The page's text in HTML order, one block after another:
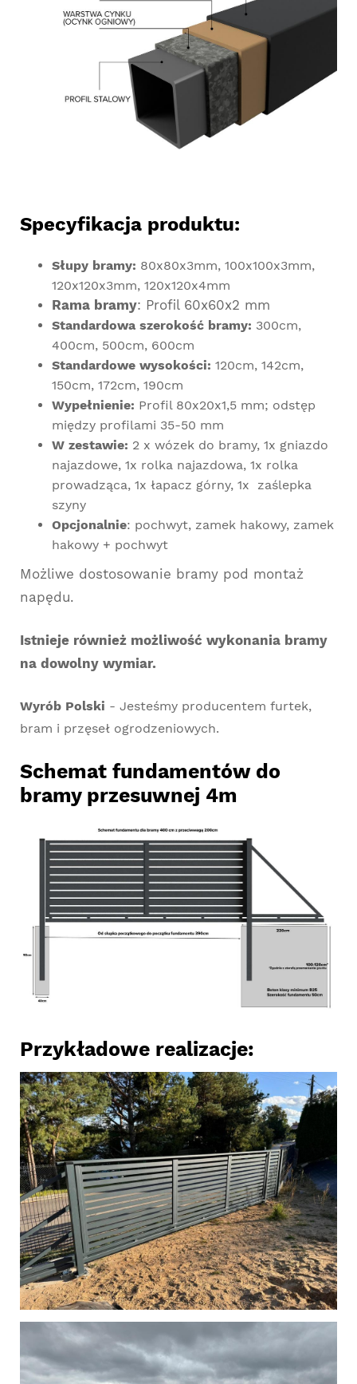
Specyfikacja produktu:
Słupy bramy: 80x80x3mm, 100x100x3mm,
120x120x3mm, 120x120x4mm
Rama bramy: Profil 60x60x2 mm
Standardowa szerokość bramy: 300cm,
400cm, 500cm, 600cm
Standardowe wysokości: 120cm, 142cm,
150cm, 172cm, 190cm
Wypełnienie: Profil 80x20x1,5 mm; odstęp
między profilami 35-50 mm
W zestawie: 2 x wózek do bramy, 1x gniazdo
najazdowe, 1x rolka najazdowa, 1x rolka
prowadząca, 1x łapacz górny, 1x zaślepka
szyny
Opcjonalnie: pochwyt, zamek hakowy, zamek
hakowy + pochwyt
Możliwe dostosowanie bramy pod montaż
napędu.
Istnieje również możliwość wykonania bramy
na dowolny wymiar.
Wyrób Polski - Jesteśmy producentem furtek,
bram i przęseł ogrodzeniowych.
Schemat fundamentów do
bramy przesuwnej 4m
Przykładowe realizacje: